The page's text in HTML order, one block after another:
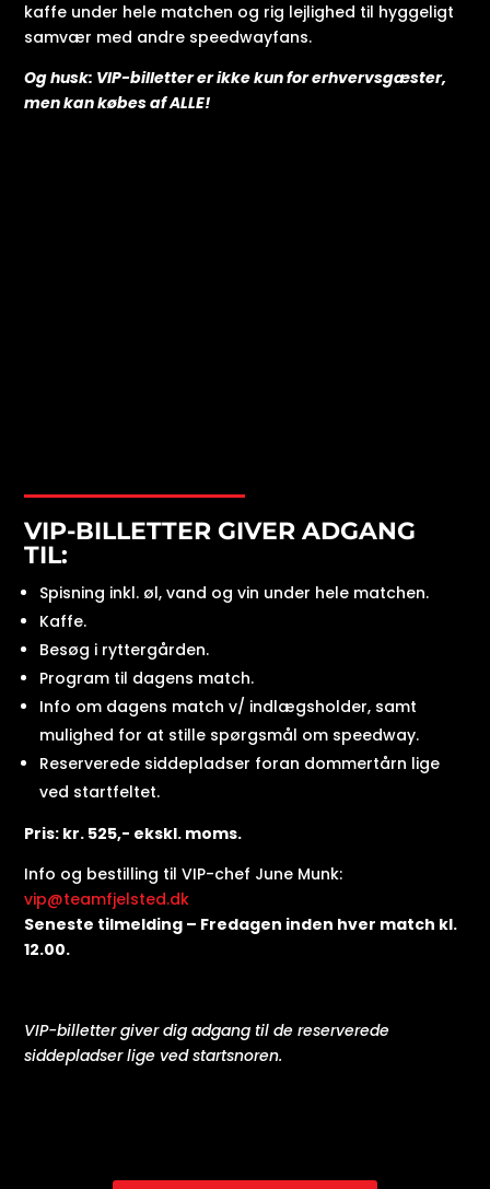
kaffe under hele matchen og rig lejlighed til hyggeligt
samvær med andre speedwayfans.
Og husk: VIP-billetter er ikke kun for erhvervsgæster,
men kan købes af ALLE!
VIP-BILLETTER GIVER ADGANG
TIL:
Spisning inkl. øl, vand og vin under hele matchen.
Kaffe.
Besøg i ryttergården.
Program til dagens match.
Info om dagens match v/ indlægsholder, samt
mulighed for at stille spørgsmål om speedway.
Reserverede siddepladser foran dommertårn lige
ved startfeltet.
Pris: kr. 525,- ekskl. moms.
Info og bestilling til VIP-chef June Munk:
vip@teamfjelsted.dk
Seneste tilmelding – Fredagen inden hver match kl.
12.00.
VIP-billetter giver dig adgang til de reserverede
siddepladser lige ved startsnoren.